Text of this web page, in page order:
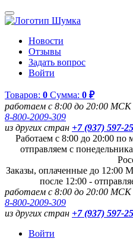
Новости
Отзывы
Задать вопрос
Войти
Товаров: 0 Сумма: 0 ₽
работаем с 8:00 до 20:00 МСК
8-800-2009-309
из других стран +7 (937) 597-
Работаем с 8:00 до 20:00 по
отправляем с
Заказы, оплаченные до 12:00
после 12:00 -
работаем с 8:00 до 20:00 МСК
8-800-2009-309
из других стран +7 (937) 597-
Войти